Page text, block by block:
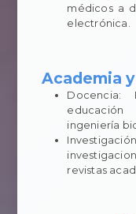
médicos a
electrónica.
Academia
Docencia:
ingeniería
revistas